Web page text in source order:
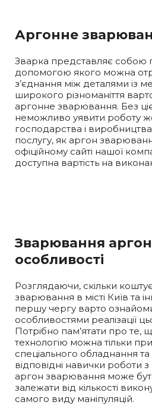
Аргонне
Зварка представляє собою
допомогою якого можна
з’єднання між деталями із
широкого різноманіття
аргонне зварювання. Без
неможливо уявити роботу
господарства і
послугу, як аргон
офіційному сайті нашої
доступна вартість на
Зварювання
особливості
Розглядаючи, скільки
зварювання в місті Київ та
першу чергу варто
особливостями реалізації
Потрібно пам’ятати про те,
технологію можна тільки
спеціального обладнання та
відповідні навички роботи
аргон зварювання може
залежати від кількості
самого виду маніпуляцій.